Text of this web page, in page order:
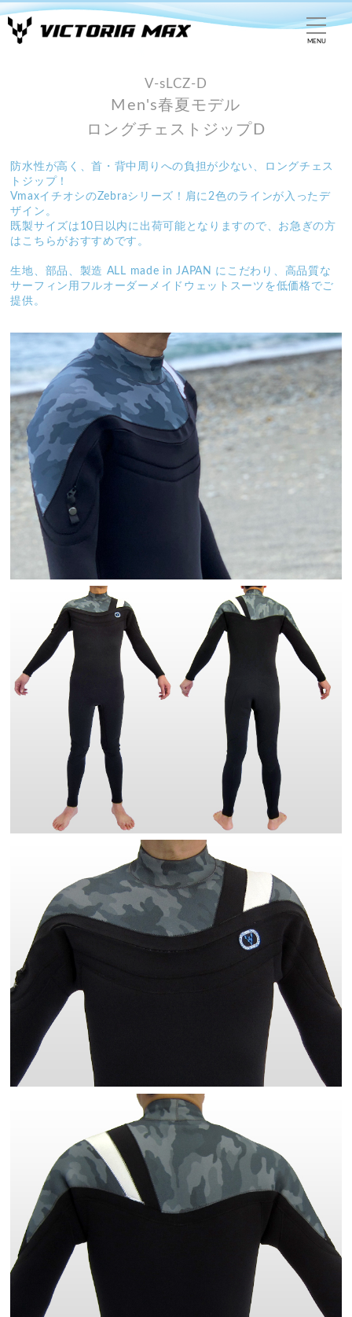
MENU
V-sLCZ-D
Men's春夏モデル
ロングチェストジップD
防水性が高く、首・背中周りへの負担が少ない、ロングチェス
トジップ！
VmaxイチオシのZebraシリーズ！肩に2色のラインが入ったデ
ザイン。
既製サイズは10日以内に出荷可能となりますので、お急ぎの方
はこちらがおすすめです。
生地、部品、製造 ALL made in JAPAN にこだわり、高品質な
サーフィン用フルオーダーメイドウェットスーツを低価格でご
提供。